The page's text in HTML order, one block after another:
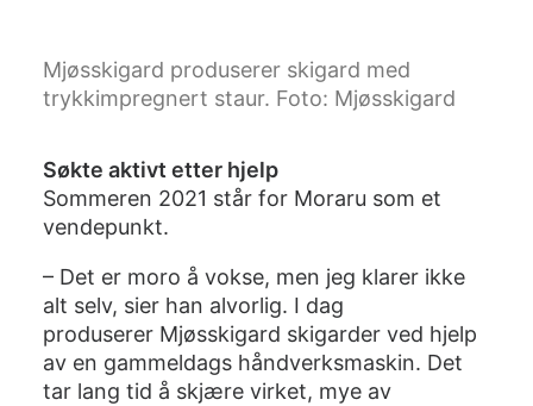
Mjøsskigard produserer skigard med
trykkimpregnert staur. Foto: Mjøsskigard
Søkte aktivt etter hjelp
Sommeren 2021 står for Moraru som et
vendepunkt.
– Det er moro å vokse, men jeg klarer ikke
alt selv, sier han alvorlig. I dag
produserer Mjøsskigard skigarder ved hjelp
av en gammeldags håndverksmaskin. Det
tar lang tid å skjære virket, mye av